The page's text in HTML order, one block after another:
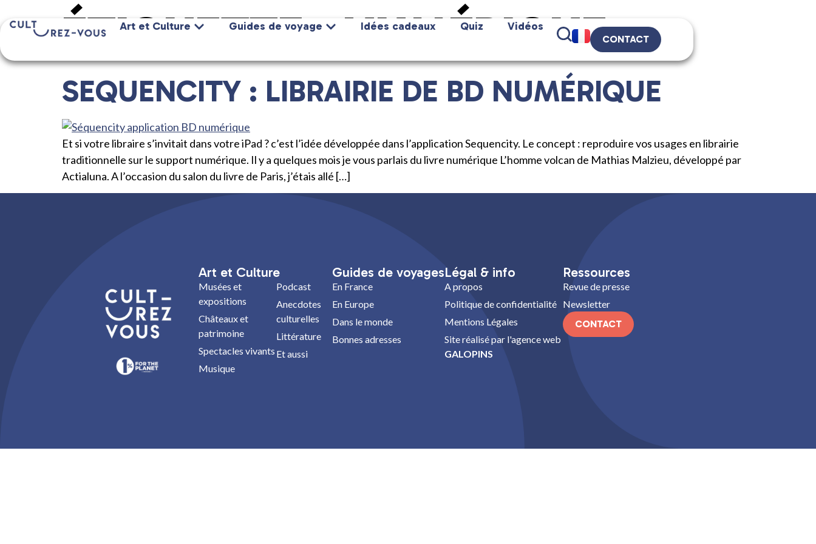
Art et Culture Guides de voyage Idées cadeaux Quiz Vidéos
CONTACT
ÉTIQUETTE :NUMÉRIQUE
SEQUENCITY : LIBRAIRIE DE BD NUMÉRIQUE
Et si votre libraire s’invitait dans votre iPad ? c’est l’idée développée dans l’application Sequencity. Le concept : reproduire vos usages en librairie
traditionnelle sur le support numérique. Il y a quelques mois je vous parlais du livre numérique L’homme volcan de Mathias Malzieu, développé par
Actialuna. A l’occasion du salon du livre de Paris, j’étais allé […]
Art et Culture
Musées et
expositions
Châteaux et
patrimoine
Spectacles vivants
Musique
Podcast
Anecdotes
culturelles
Littérature
Et aussi
Guides de voyages
En France
En Europe
Dans le monde
Bonnes adresses
Légal & info
A propos
Politique de confidentialité
Mentions Légales
Site réalisé par l'agence web
GALOPINS
Ressources
Revue de presse
Newsletter
CONTACT